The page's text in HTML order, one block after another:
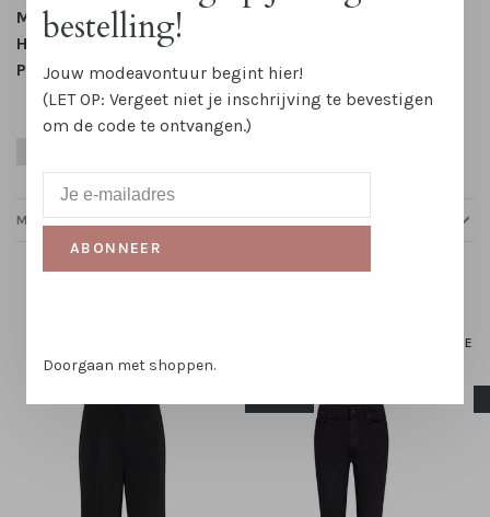
Mouwlengte:Korte mouw
Halslijn:Ronde hals
Patroon: Effen
MAATTABELLEN
HOMEPAGE
bestelling!
Jouw modeavontuur begint hier!
(LET OP: Vergeet niet je inschrijving te bevestigen
om de code te ontvangen.)
ABONNEER
Doorgaan met shoppen.